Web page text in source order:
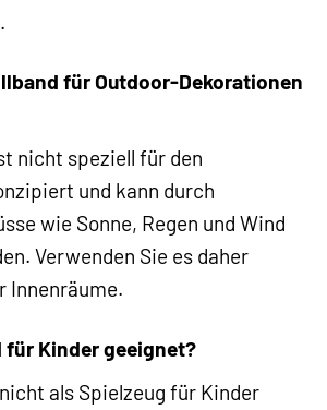
für Outdoor-Dekorationen
nicht speziell für den
und kann durch
wie Sonne, Regen und Wind
Verwenden Sie es daher
Innenräume.
für Kinder geeignet?
als Spielzeug für Kinder